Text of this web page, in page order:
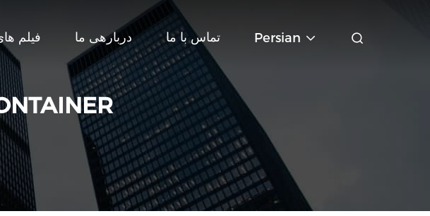
فیلم دربارهی ما تماس با ما Persian